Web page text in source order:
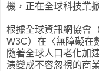
機，正在全球科技業
根據全球資訊網協會
W3C）在〈無障礙在
隨著全球人口老化加
演變成不容忽視的商